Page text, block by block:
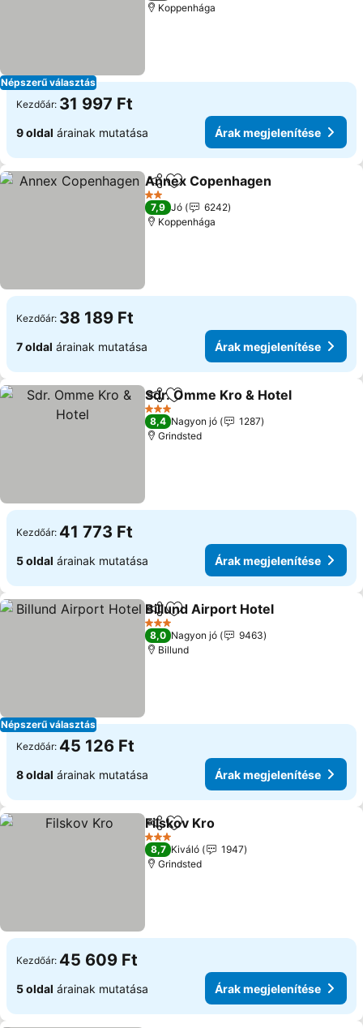
Népszerű választás
Koppenhága
Kezdőár: 31 997 Ft
9 oldal árainak mutatása Árak megjelenítése
Megosztás
Hozzáadás a kedvencekhez
Annex Copenhagen
2 Kategória
7,9 Jó
6242
Koppenhága
Kezdőár: 38 189 Ft
7 oldal árainak mutatása Árak megjelenítése
Megosztás
Hozzáadás a kedvencekhez
Sdr. Omme Kro & Hotel
3 Kategória
8,4 Nagyon jó
1287
Grindsted
Kezdőár: 41 773 Ft
5 oldal árainak mutatása Árak megjelenítése
Népszerű választás
Megosztás
Hozzáadás a kedvencekhez
Billund Airport Hotel
3 Kategória
8,0 Nagyon jó
9463
Billund
Kezdőár: 45 126 Ft
8 oldal árainak mutatása Árak megjelenítése
Megosztás
Hozzáadás a kedvencekhez
Filskov Kro
3 Kategória
8,7 Kiváló
1947
Grindsted
Kezdőár: 45 609 Ft
5 oldal árainak mutatása Árak megjelenítése